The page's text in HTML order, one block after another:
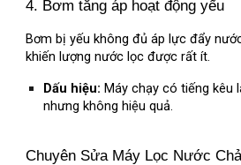
4. Bơm tăng áp hoạt động yếu
Bơm bị yếu không đủ áp lực đẩy
khiến lượng nước lọc được rất ít.
Dấu hiệu: Máy chạy có tiếng kêu
nhưng không hiệu quả.
Chuyên Sửa Máy Lọc Nước